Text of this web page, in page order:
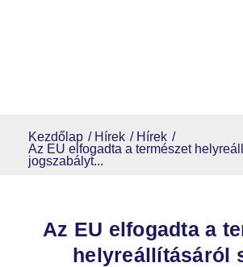
Kezdőlap / Hírek / Hírek /
Az EU elfogadta a természet
jogszabályt...
Az EU elfogadta a
helyreállításáról